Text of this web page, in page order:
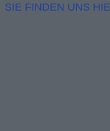
SIE FINDEN UNS